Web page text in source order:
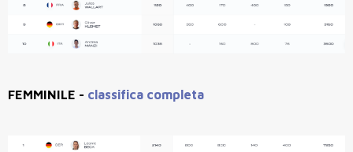
FEMMINILE - classifica completa